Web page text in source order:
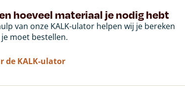
hoeveel materiaal je nodig hebt
van onze KALK-ulator helpen wij je bereken
moet bestellen.
de KALK-ulator